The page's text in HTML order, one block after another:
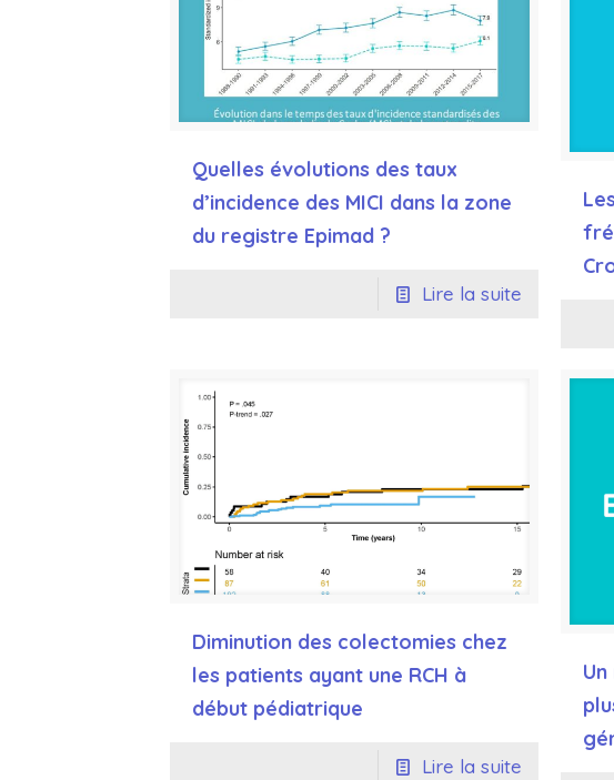
Quelles évolutions des taux
d’incidence des MICI dans la zone
du registre Epimad ?
Lire la suite
Diminution des colectomies chez
les patients ayant une RCH à
début pédiatrique
Lire la suite